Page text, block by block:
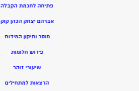
פתיחה לחכמת הקבלה
אברהם יצחק הכהן קוק
מוסר ותיקון המידות
פירוש חלומות
שיעורי זוהר
הרצאות למתחילים